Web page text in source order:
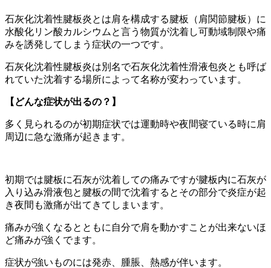
石灰化沈着性腱板炎とは肩を構成する腱板（肩関節腱板）に
水酸化リン酸カルシウムと言う物質が沈着し可動域制限や痛
みを誘発してしまう症状の一つです。
石灰化沈着性腱板炎は別名で石灰化沈着性滑液包炎とも呼ば
れていた沈着する場所によって名称が変わっています。
【どんな症状が出るの？】
多く見られるのが初期症状では運動時や夜間寝ている時に肩
周辺に急な激痛が起きます。
初期では腱板に石灰が沈着しての痛みですが腱板内に石灰が
入り込み滑液包と腱板の間で沈着するとその部分で炎症が起
き夜間も激痛が出てきてしまいます。
痛みが強くなるとともに自分で肩を動かすことが出来ないほ
ど痛みが強くでます。
症状が強いものには発赤、腫脹、熱感が伴います。